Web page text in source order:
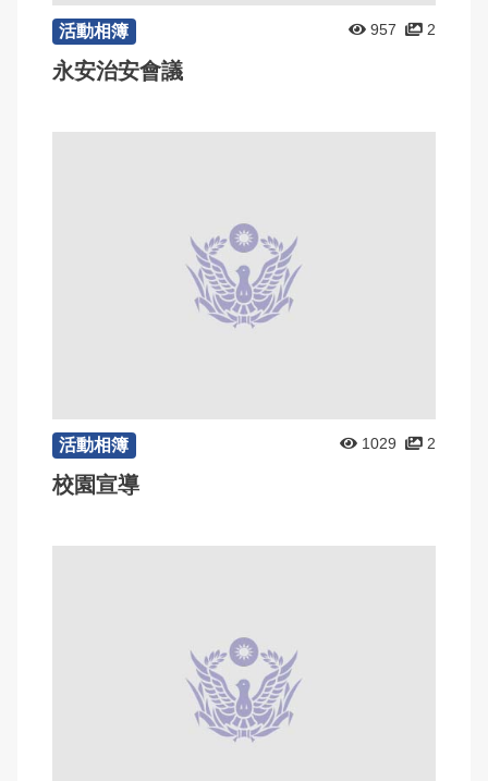
活動相簿 957 2
永安治安會議
活動相簿 1029 2
校園宣導